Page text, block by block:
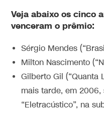
Veja abaixo os cinco
venceram o prêmio:
Sérgio Mendes
Milton Nascimento
Gilberto Gil (“Quanta
mais tarde, em
“Eletracústico”, na